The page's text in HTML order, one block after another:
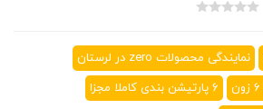
نمایندگی محصولات zero در لرستان
۶ پارتیشن بندی کاملا مجزا